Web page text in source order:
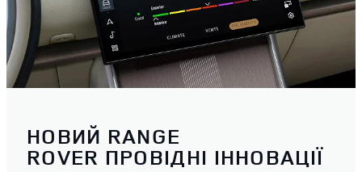
НОВИЙ RANGE
ROVER ПРОВІДНІ ІННОВАЦІЇ